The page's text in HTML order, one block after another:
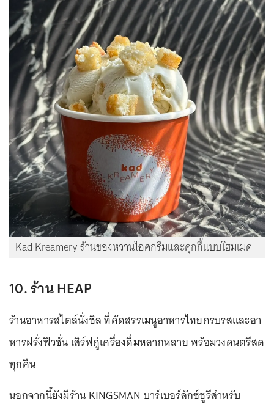
Kad Kreamery ร้านของหวานไอศกรีมและคุกกี้แบบโฮมเมด
10. ร้าน HEAP
ร้านอาหารสไตล์นั่งชิล ที่คัดสรรเมนูอาหารไทยครบรสและอา
หารฝรั่งฟิวชั่น เสิร์ฟคู่เครื่องดื่มหลากหลาย พร้อมวงดนตรีสด
ทุกคืน
นอกจากนี้ยังมีร้าน KINGSMAN บาร์เบอร์ลักซ์ชูรีสำหรับ